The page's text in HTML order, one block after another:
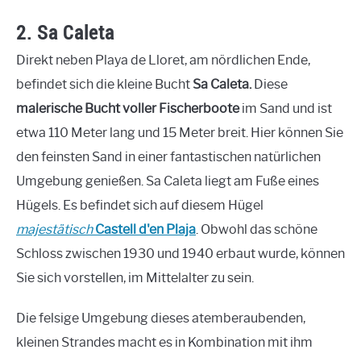
2. Sa Caleta
Direkt neben Playa de Lloret, am nördlichen Ende,
befindet sich die kleine Bucht Sa Caleta. Diese
malerische Bucht voller Fischerbooteim Sand und ist
etwa 110 Meter lang und 15 Meter breit. Hier können Sie
den feinsten Sand in einer fantastischen natürlichen
Umgebung genießen. Sa Caleta liegt am Fuße eines
Hügels. Es befindet sich auf diesem Hügel
majestätischCastell d'en Plaja. Obwohl das schöne
Schloss zwischen 1930 und 1940 erbaut wurde, können
Sie sich vorstellen, im Mittelalter zu sein.
Die felsige Umgebung dieses atemberaubenden,
kleinen Strandes macht es in Kombination mit ihm